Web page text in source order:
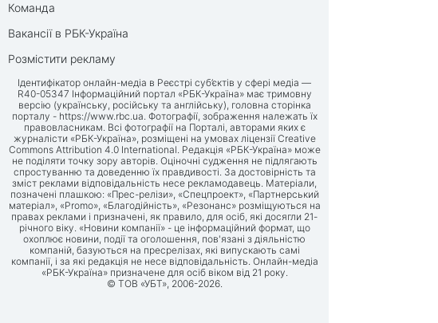
Команда
Вакансії в РБК-Україна
Розмістити рекламу
Ідентифікатор онлайн-медіа в Реєстрі суб’єктів у сфері медіа —
R40-05347 Інформаційний портал «РБК-Україна» має тримовну
версію (українську, російську та англійську), головна сторінка
порталу - https://www.rbc.ua. Фотографії, зображення належать їх
правовласникам. Всі фотографії на Порталі, авторами яких є
журналісти «РБК-Україна», розміщені на умовах ліцензії Creative
Commons Attribution 4.0 International. Редакція «РБК-Україна» може
не поділяти точку зору авторів. Оціночні судження не підлягають
спростуванню та доведенню їх правдивості. За достовірність та
зміст реклами відповідальність несе рекламодавець. Матеріали,
позначені плашкою: «Прес-релізи», «Спецпроект», «Партнерський
матеріал», «Promo», «Благодійність», «Резонанс» розміщуються на
правах реклами і призначені, як правило, для осіб, які досягли 21-
річного віку. «Новини компанії» - це інформаційний формат, що
охоплює новини, події та оголошення, пов'язані з діяльністю
компаній, базуються на пресрелізах, які випускають самі
компанії, і за які редакція не несе відповідальність. Онлайн-медіа
«РБК-Україна» призначене для осіб віком від 21 року.
© ТОВ «УБТ», 2006-2026.